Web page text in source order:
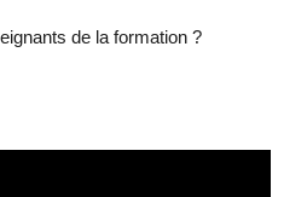
de la formation ?